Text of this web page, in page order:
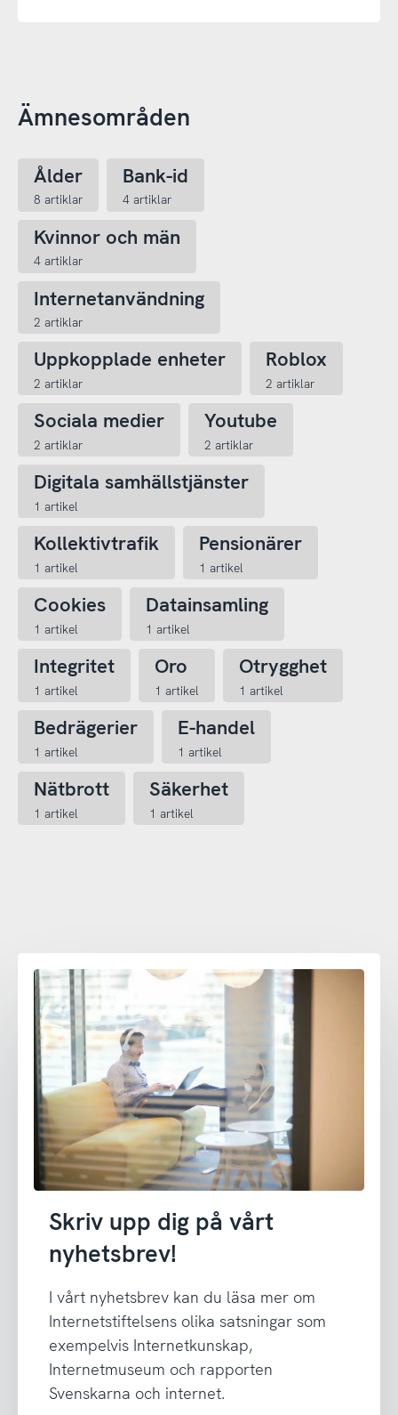
Ämnesområden
Ålder
8 artiklar
Bank-id
4 artiklar
Kvinnor och män
4 artiklar
Internetanvändning
2 artiklar
Uppkopplade enheter
2 artiklar
Roblox
2 artiklar
Sociala medier
2 artiklar
Youtube
2 artiklar
Digitala samhällstjänster
1 artikel
Kollektivtrafik
1 artikel
Pensionärer
1 artikel
Cookies
1 artikel
Datainsamling
1 artikel
Integritet
1 artikel
Oro
1 artikel
Otrygghet
1 artikel
Bedrägerier
1 artikel
E-handel
1 artikel
Nätbrott
1 artikel
Säkerhet
1 artikel
Skriv upp dig på vårt
nyhetsbrev!
I vårt nyhetsbrev kan du läsa mer om
Internetstiftelsens olika satsningar som
exempelvis Internetkunskap,
Internetmuseum och rapporten
Svenskarna och internet.